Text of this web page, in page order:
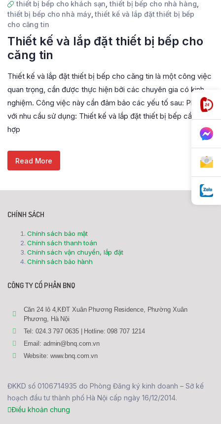
thiết bị bếp cho khách sạn ,thiết bị bếp cho nhà hàng
thiết bị bếp cho nhà máy,thiết kế và lắp đặt thiết bị bếp
cho căng tin
Thiết kế và lắp đặt thiết bị bếp cho
căng tin
Thiết kế và lắp đặt thiết bị bếp cho căng tin là một công việc
quan trọng, cần được thực hiện bởi các chuyên gia có kinh
nghiệm. Công việc này cần đảm bảo các yếu tố sau: Phù hợp
với nhu cầu sử dụng: Thiết kế và lắp đặt thiết bị bếp cần phù
hợp
Read More
CHÍNH SÁCH
Chính sách bảo mật
Chính sách thanh toán
Chính sách vận chuyển, lắp đặt
Chính sách bảo hành
CÔNG TY CỔ PHẦN BNQ
Căn 24 lô 4,KĐT Xuân Phương Residence, Phường Xuân
Phương, Hà Nội
Tel: 024.3 797 0635 | Hotline: 098 707 1214
Email: admin@bnq.com.vn
Website: www.bnq.com.vn
ĐKKD số 0106714935 do Phòng Đăng ký kinh doanh – Sở kế
hoạch đầu tư thành phố Hà Nội cấp ngày 16/12/2014.
Điều khoản chung